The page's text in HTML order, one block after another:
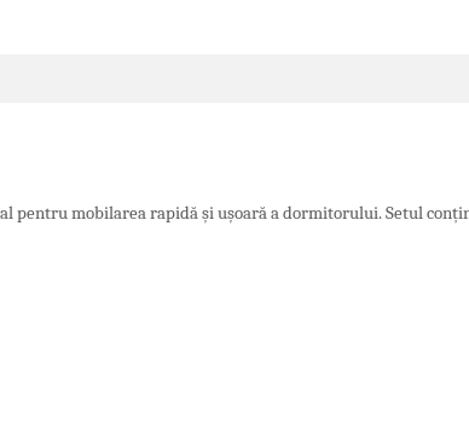
mobilarea rapidă și ușoară a dormitorului. Setul